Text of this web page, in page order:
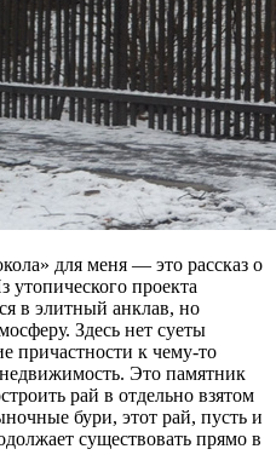
для меня — это рассказ о
утопического проекта
в элитный анклав, но
Здесь нет суеты
причастности к чему-то
Это памятник
рай в отдельно взятом
бури, этот рай, пусть и
существовать прямо в